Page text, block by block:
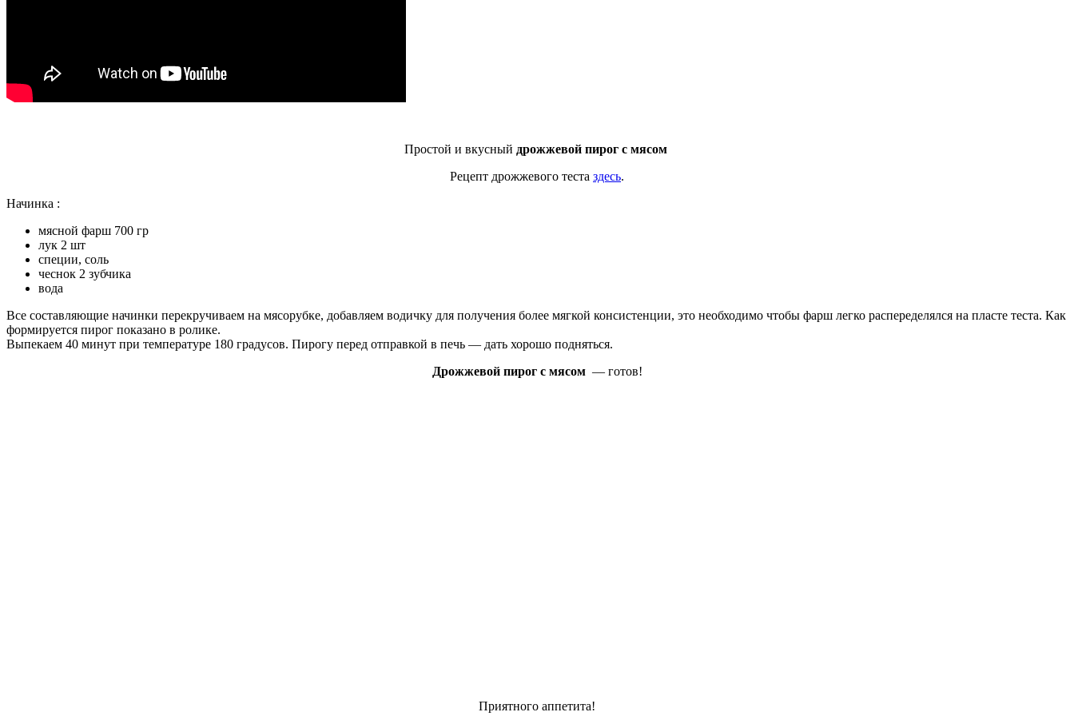
Простой и вкусный дрожжевой пирог с мясом
Рецепт дрожжевого теста здесь.
Начинка :
мясной фарш 700 гр
лук 2 шт
специи, соль
чеснок 2 зубчика
вода
Все составляющие начинки перекручиваем на мясорубке, добавляем водичку для получения более мягкой консистенции, это необходимо чтобы фарш легко распеределялся на пласте теста. Как
формируется пирог показано в ролике.
Выпекаем 40 минут при температуре 180 градусов. Пирогу перед отправкой в печь — дать хорошо подняться.
Дрожжевой пирог с мясом— готов!
Приятного аппетита!